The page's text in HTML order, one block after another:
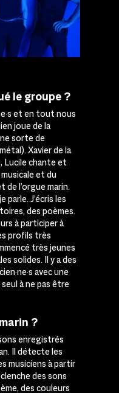
le groupe ?
et en tout nous
joue de la
sorte de
Xavier de la
Lucile chante et
et du
de l’orgue marin.
parle. J’écris les
des poèmes.
à participer à
profils très
très jeunes
solides. Il y a des
avec une
à ne pas être
?
enregistrés
Il détecte les
musiciens à partir
des sons
des couleurs